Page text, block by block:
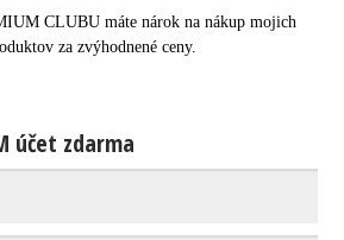
CLUBU máte nárok na nákup mojich
za zvýhodnené ceny.
účet zdarma